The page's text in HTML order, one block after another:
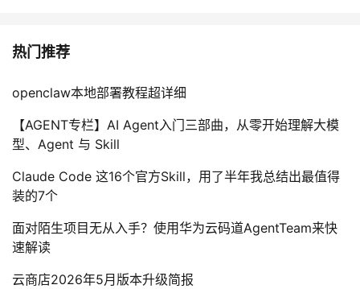
热门推荐
openclaw本地部署教程超详细
【AGENT专栏】AI Agent入门三部曲，从零开始理解大模
型、Agent 与 Skill
Claude Code 这16个官方Skill，用了半年我总结出最值得
装的7个
面对陌生项目无从入手？使用华为云码道AgentTeam来快
速解读
云商店2026年5月版本升级简报